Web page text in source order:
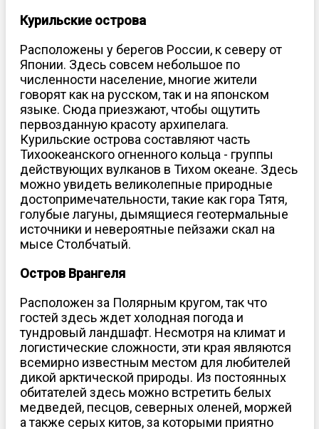
Курильские острова
Расположены у берегов России, к северу от
Японии. Здесь совсем небольшое по
численности население, многие жители
говорят как на русском, так и на японском
языке. Сюда приезжают, чтобы ощутить
первозданную красоту архипелага.
Курильские острова составляют часть
Тихоокеанского огненного кольца - группы
действующих вулканов в Тихом океане. Здесь
можно увидеть великолепные природные
достопримечательности, такие как гора Тятя,
голубые лагуны, дымящиеся геотермальные
источники и невероятные пейзажи скал на
мысе Столбчатый.
Остров Врангеля
Расположен за Полярным кругом, так что
гостей здесь ждет холодная погода и
тундровый ландшафт. Несмотря на климат и
логистические сложности, эти края являются
всемирно известным местом для любителей
дикой арктической природы. Из постоянных
обитателей здесь можно встретить белых
медведей, песцов, северных оленей, моржей
а также серых китов, за которыми приятно